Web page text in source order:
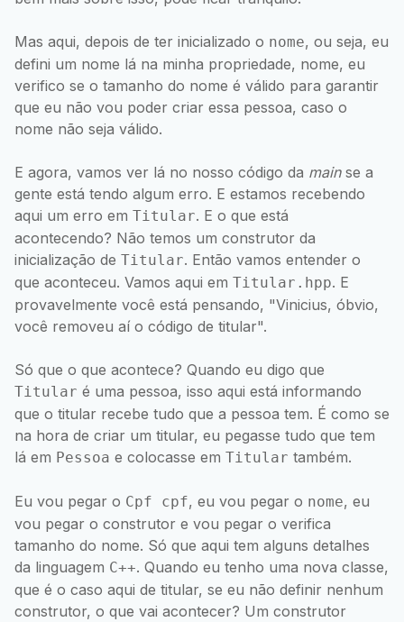
Mas aqui, depois de ter inicializado o nome, ou seja, eu
defini um nome lá na minha propriedade, nome, eu
verifico se o tamanho do nome é válido para garantir
que eu não vou poder criar essa pessoa, caso o
nome não seja válido.
E agora, vamos ver lá no nosso código da mainse a
gente está tendo algum erro. E estamos recebendo
aqui um erro em Titular. E o que está
acontecendo? Não temos um construtor da
inicialização de Titular. Então vamos entender o
que aconteceu. Vamos aqui em Titular.hpp. E
provavelmente você está pensando, "Vinicius, óbvio,
você removeu aí o código de titular".
Só que o que acontece? Quando eu digo que
Titular é uma pessoa, isso aqui está informando
que o titular recebe tudo que a pessoa tem. É como se
na hora de criar um titular, eu pegasse tudo que tem
lá em Pessoa e colocasse em Titular também.
Eu vou pegar o Cpf cpf, eu vou pegar o nome, eu
vou pegar o construtor e vou pegar o verifica
tamanho do nome. Só que aqui tem alguns detalhes
da linguagem C++. Quando eu tenho uma nova classe,
que é o caso aqui de titular, se eu não definir nenhum
construtor, o que vai acontecer? Um construtor